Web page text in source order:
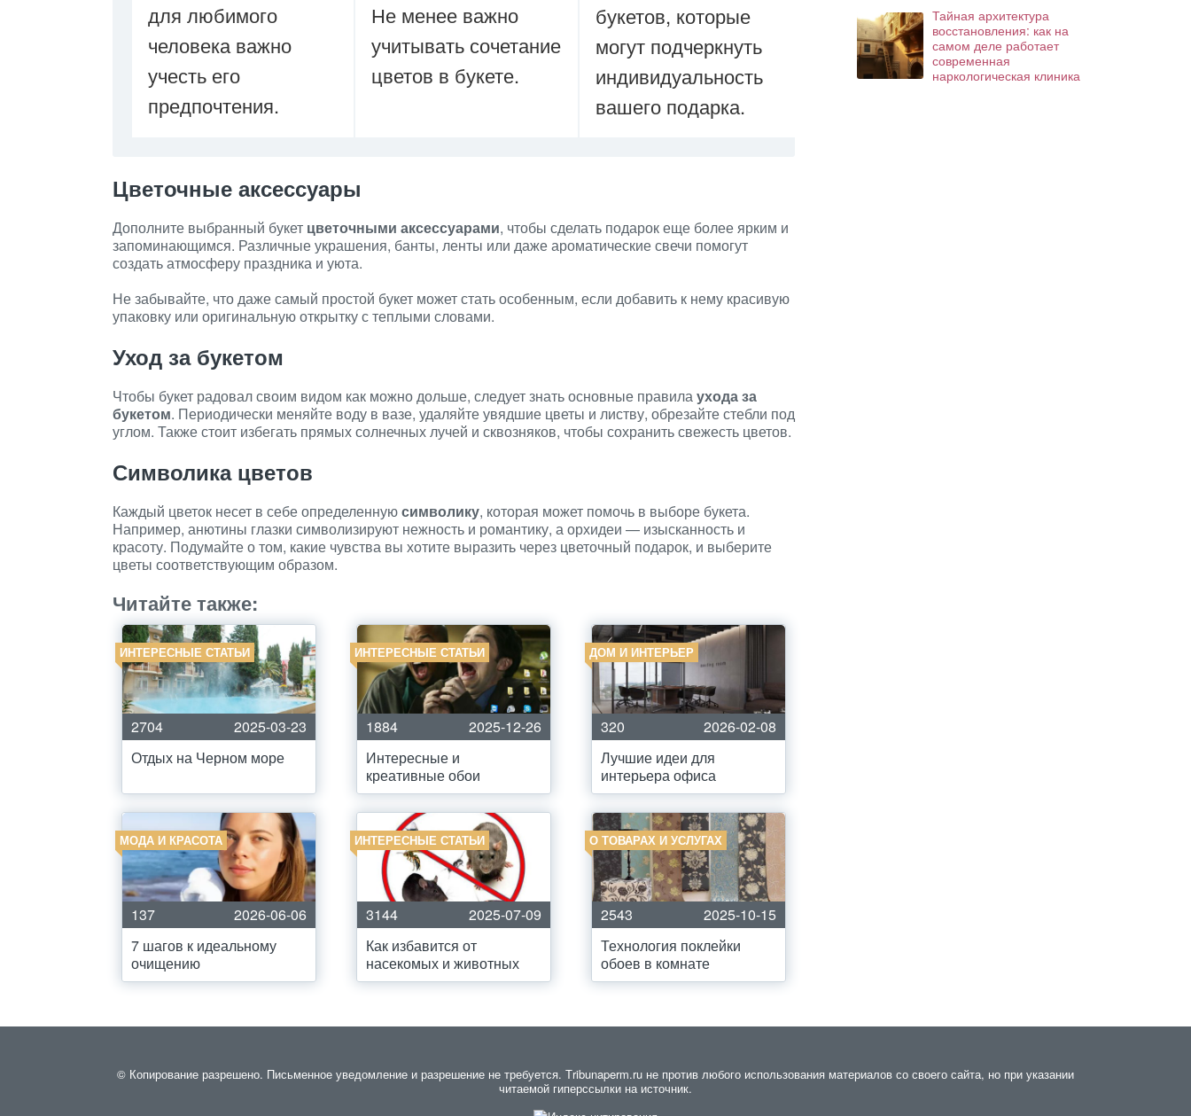
для любимого
человека важно
учесть его
предпочтения.
Не менее важно
учитывать сочетание
цветов в букете.
букетов, которые
могут подчеркнуть
индивидуальность
вашего подарка.
Цветочные аксессуары
Дополните выбранный букет цветочными аксессуарами, чтобы сделать подарок еще более ярким и
запоминающимся. Различные украшения, банты, ленты или даже ароматические свечи помогут
создать атмосферу праздника и уюта.
Не забывайте, что даже самый простой букет может стать особенным, если добавить к нему красивую
упаковку или оригинальную открытку с теплыми словами.
Уход за букетом
Чтобы букет радовал своим видом как можно дольше, следует знать основные правилаухода за
букетом. Периодически меняйте воду в вазе, удаляйте увядшие цветы и листву, обрезайте стебли под
углом. Также стоит избегать прямых солнечных лучей и сквозняков, чтобы сохранить свежесть цветов.
Символика цветов
Каждый цветок несет в себе определеннуюсимволику, которая может помочь в выборе букета.
Например, анютины глазки символизируют нежность и романтику, а орхидеи — изысканность и
красоту. Подумайте о том, какие чувства вы хотите выразить через цветочный подарок, и выберите
цветы соответствующим образом.
Читайте также:
ИНТЕРЕСНЫЕ СТАТЬИ
2704
2025-03-23
Отдых на Черном море
ИНТЕРЕСНЫЕ СТАТЬИ
1884
2025-12-26
Интересные и
креативные обои
ДОМ И ИНТЕРЬЕР
320
2026-02-08
Лучшие идеи для
интерьера офиса
МОДА И КРАСОТА
137
2026-06-06
7 шагов к идеальному
очищению
ИНТЕРЕСНЫЕ СТАТЬИ
3144
2025-07-09
Как избавится от
насекомых и животных
О ТОВАРАХ И УСЛУГАХ
2543
2025-10-15
Технология поклейки
обоев в комнате
Тайная архитектура
восстановления: как на
самом деле работает
современная
наркологическая клиника
© Копирование разрешено. Письменное уведомление и разрешение не требуется. Тribunaperm.ru не против любого использования материалов со своего сайта, но при указании
читаемой гиперссылки на источник.